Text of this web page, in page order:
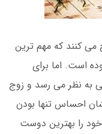
کنند که مهم ترین
است. اما برای
به نظر می رسد و زوج
احساس تنها بودن
را بهترین دوست